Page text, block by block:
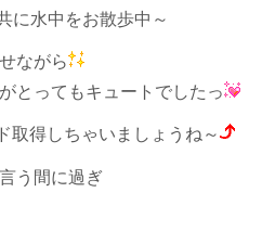
に水中をお散歩中～
ながら
とってもキュートでしたっ
取得しちゃいましょうね～
う間に過ぎ